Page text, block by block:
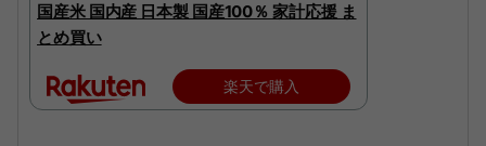
国産米 国内産 日本製 国産100％ 家計応援 ま
とめ買い
楽天で購入